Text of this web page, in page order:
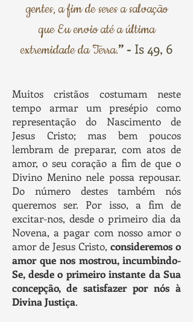
gentes, a fim de seres a salvação
que Eu envio até a última
extremidade da Terra.” - Is 49, 6
Muitos cristãos costumam neste
tempo armar um presépio como
representação do Nascimento de
Jesus Cristo; mas bem poucos
lembram de preparar, com atos de
amor, o seu coração a fim de que o
Divino Menino nele possa repousar.
Do número destes também nós
queremos ser. Por isso, a fim de
excitar-nos, desde o primeiro dia da
Novena, a pagar com nosso amor o
amor de Jesus Cristo, consideremos o
amor que nos mostrou, incumbindo-
Se, desde o primeiro instante da Sua
concepção, de satisfazer por nós à
Divina Justiça.